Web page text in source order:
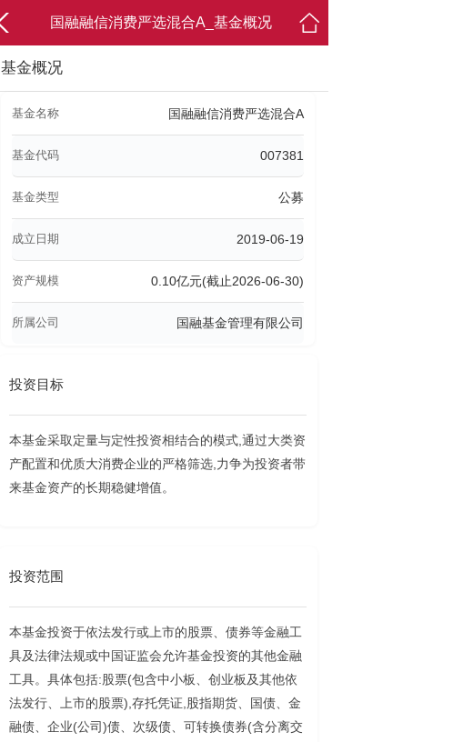
国融融信消费严选混合A_基金概况
基金概况
基金名称 国融融信消费严选混合A
基金代码 007381
基金类型 公募
成立日期 2019-06-19
资产规模 0.10亿元(截止2026-06-30)
所属公司 国融基金管理有限公司
投资目标
本基金采取定量与定性投资相结合的模式,通过大类资
产配置和优质大消费企业的严格筛选,力争为投资者带
来基金资产的长期稳健增值。
投资范围
本基金投资于依法发行或上市的股票、债券等金融工
具及法律法规或中国证监会允许基金投资的其他金融
工具。具体包括:股票(包含中小板、创业板及其他依
法发行、上市的股票),存托凭证,股指期货、国债、金
融债、企业(公司)债、次级债、可转换债券(含分离交